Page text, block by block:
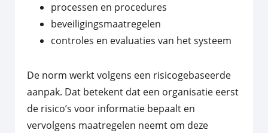
processen en procedures
beveiligingsmaatregelen
controles en evaluaties van het systeem
De norm werkt volgens een risicogebaseerde
aanpak. Dat betekent dat een organisatie eerst
de risico’s voor informatie bepaalt en
vervolgens maatregelen neemt om deze